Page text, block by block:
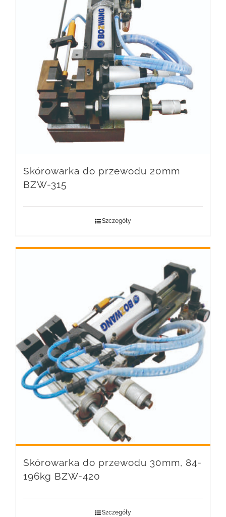
Skórowarka do przewodu 20mm
BZW-315
Szczegóły
Skórowarka do przewodu 30mm, 84-
196kg BZW-420
Szczegóły